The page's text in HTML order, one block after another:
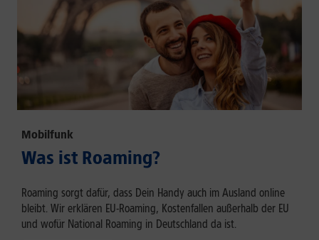
Mobilfunk
Was ist Roaming?
Roaming sorgt dafür, dass Dein Handy auch im Ausland online
bleibt. Wir erklären EU-Roaming, Kostenfallen außerhalb der EU
und wofür National Roaming in Deutschland da ist.